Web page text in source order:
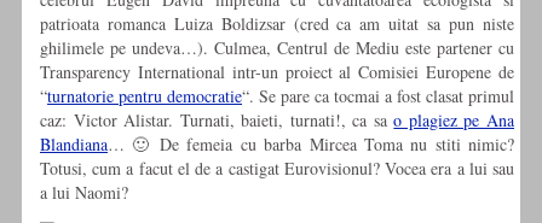
patrioata romanca Luiza Boldizsar (cred ca am uitat sa pun niste
ghilimele pe undeva…). Culmea, Centrul de Mediu este partener cu
Transparency International intr-un proiect al Comisiei Europene de
“turnatorie pentru democratie“. Se pare ca tocmai a fost clasat primul
caz: Victor Alistar. Turnati, baieti, turnati!, ca sao plagiez pe Ana
Blandiana… 🙂 De femeia cu barba Mircea Toma nu stiti nimic?
Totusi, cum a facut el de a castigat Eurovisionul? Vocea era a lui sau
a lui Naomi?